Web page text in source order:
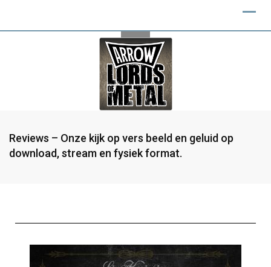
Reviews – Onze kijk op vers beeld en geluid op
download, stream en fysiek format.